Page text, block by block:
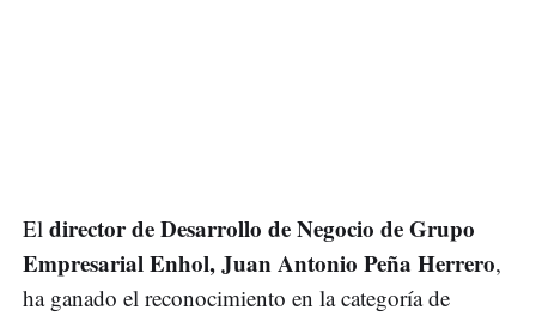
El director de Desarrollo de Negocio de Grupo
Empresarial Enhol, Juan Antonio Peña Herrero,
ha ganado el reconocimiento en la categoría de